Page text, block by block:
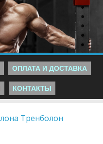
ОПЛАТА И ДОСТАВКА
КОНТАКТЫ
Тренболон